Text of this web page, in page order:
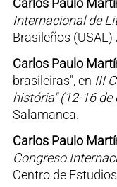
Carlos Paulo
Internacional de
Brasileños
Carlos Paulo
brasileiras", en III
história" (12-16
Salamanca.
Carlos Paulo
Congreso
Centro de